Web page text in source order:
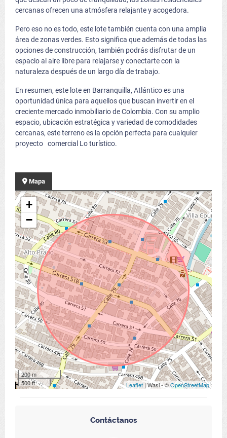
cercanas ofrecen una atmósfera relajante y acogedora.
Pero eso no es todo, este lote también cuenta con una amplia
área de zonas verdes. Esto significa que además de todas las
opciones de construcción, también podrás disfrutar de un
espacio al aire libre para relajarse y conectarte con la
naturaleza después de un largo día de trabajo.
En resumen, este lote en Barranquilla, Atlántico es una
oportunidad única para aquellos que buscan invertir en el
creciente mercado inmobiliario de Colombia. Con su amplio
espacio, ubicación estratégica y variedad de comodidades
cercanas, este terreno es la opción perfecta para cualquier
proyecto comercial Lo turístico.
Mapa
+
−
200 m
500 ft
Leaflet | Wasi - ©OpenStreetMap
Contáctanos